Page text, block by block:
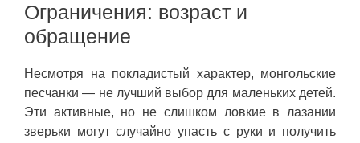
Ограничения: возраст и
обращение
Несмотря на покладистый характер, монгольские
песчанки — не лучший выбор для маленьких детей.
Эти активные, но не слишком ловкие в лазании
зверьки могут случайно упасть с руки и получить